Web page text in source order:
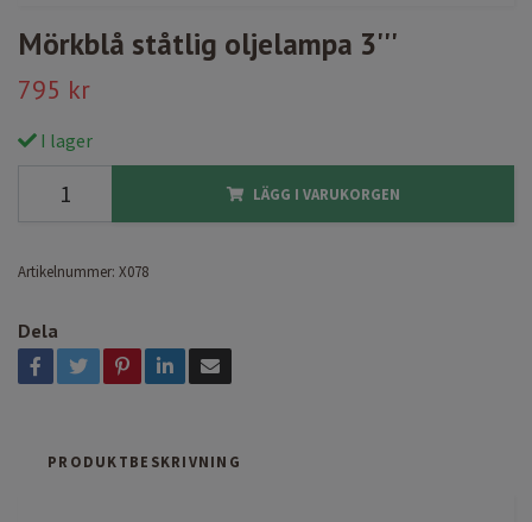
Mörkblå ståtlig oljelampa 3'''
795 kr
I lager
LÄGG I VARUKORGEN
Artikelnummer: X078
Dela
PRODUKTBESKRIVNING